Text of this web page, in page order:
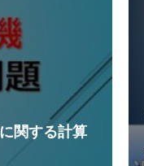
関する計算